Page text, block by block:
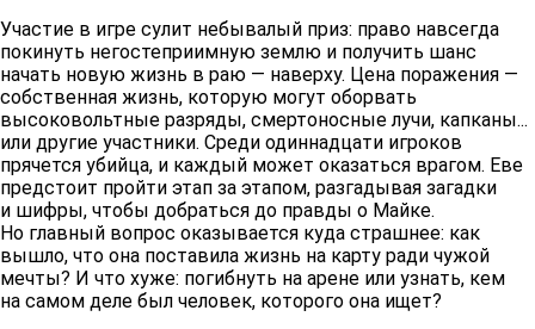
Участие в игре сулит небывалый приз: право навсегда
покинуть негостеприимную землю и получить шанс
начать новую жизнь в раю — наверху. Цена поражения —
собственная жизнь, которую могут оборвать
высоковольтные разряды, смертоносные лучи, капканы...
или другие участники. Среди одиннадцати игроков
прячется убийца, и каждый может оказаться врагом. Еве
предстоит пройти этап за этапом, разгадывая загадки
и шифры, чтобы добраться до правды о Майке.
Но главный вопрос оказывается куда страшнее: как
вышло, что она поставила жизнь на карту ради чужой
мечты? И что хуже: погибнуть на арене или узнать, кем
на самом деле был человек, которого она ищет?